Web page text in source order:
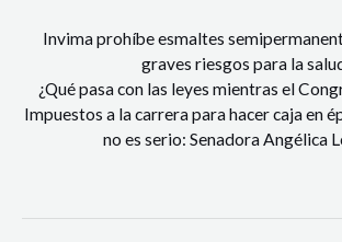
Invima prohíbe esmaltes
graves riesgos para la
¿Qué pasa con las leyes mientras el
Impuestos a la carrera para hacer caja en
no es serio: Senadora Angélica